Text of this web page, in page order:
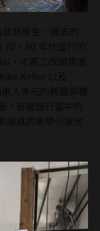
非原生。過去的
、80 年代盛行的
，才將之改頭換面
Keller 以及
人多元的興趣與職
，皆被旅行當中的
道具的美學引進他